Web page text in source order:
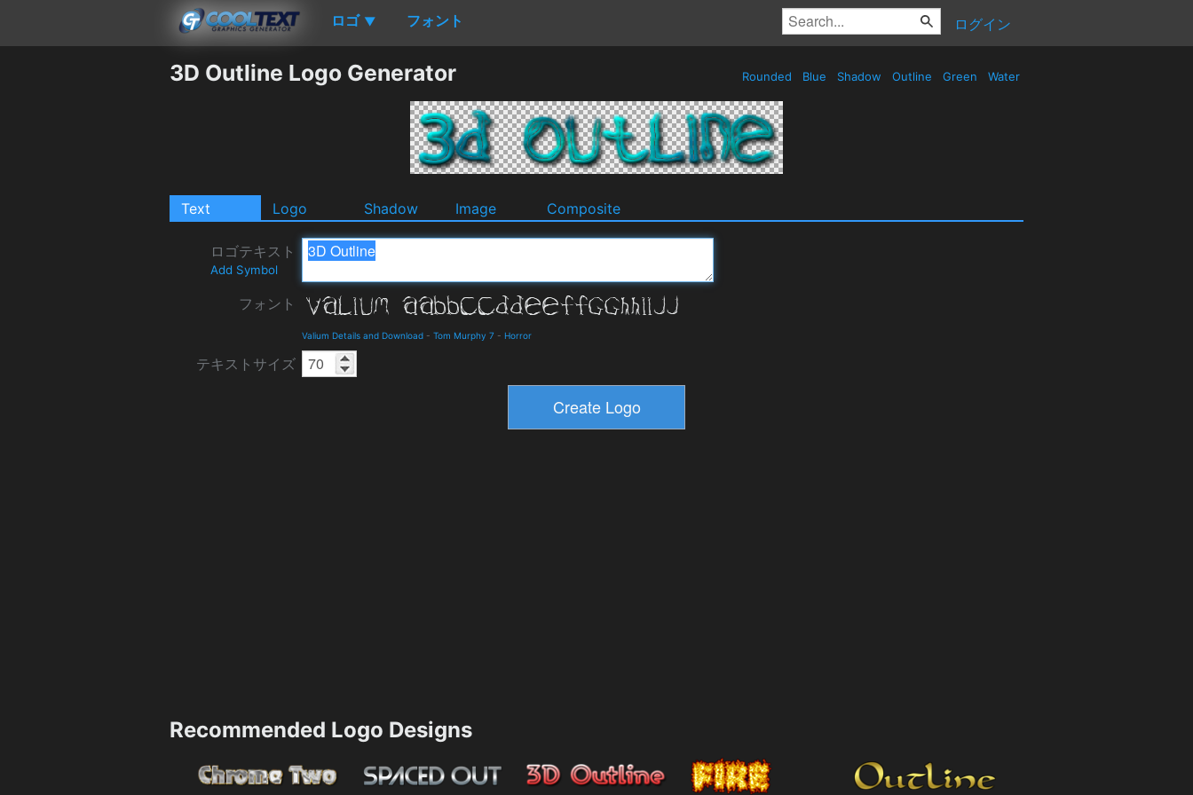
ロゴ ▼ フォント ログイン
3D Outline Logo Generator Rounded Blue Shadow Outline Green Water
Text Logo Shadow Image Composite
ロゴテキスト
Add Symbol
フォント
Valium Details and Download - Tom Murphy 7 - Horror
テキストサイズ
Recommended Logo Designs